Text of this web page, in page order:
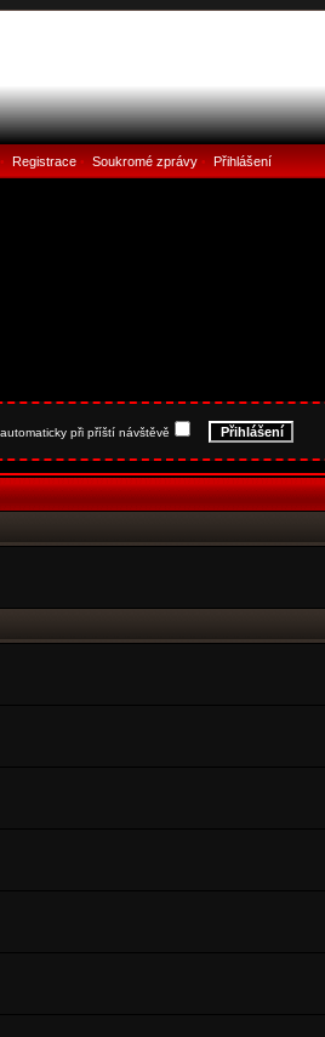
Registrace• Soukromé zprávy• Přihlášení
při příští návštěvě